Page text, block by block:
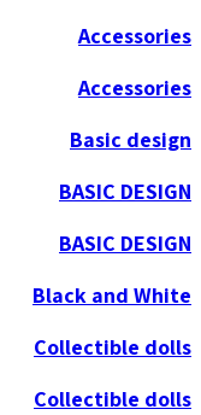
Accessories
Accessories
Basic design
BASIC DESIGN
BASIC DESIGN
Black and White
Collectible dolls
Collectible dolls